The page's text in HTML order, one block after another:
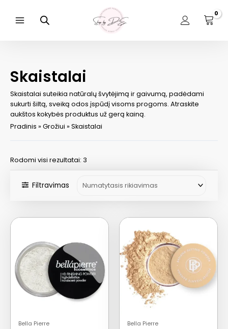
turinio
Skaistalai
Skaistalai suteikia natūralų švytėjimą ir gaivumą, padėdami
sukurti šiltą, sveiką odos įspūdį visoms progoms. Atraskite
aukštos kokybės produktus už gerą kainą.
Pradinis » Grožiui » Skaistalai
Rodomi visi rezultatai: 3
Filtravimas
Bella Pierre Bella Pierre